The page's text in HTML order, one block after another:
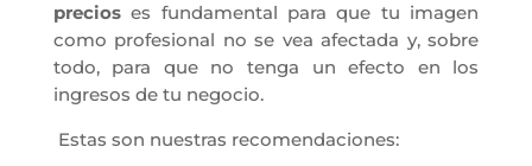
precioses fundamental para que tu imagen
como profesional no se vea afectada y, sobre
todo, para que no tenga un efecto en los
ingresos de tu negocio.
Estas son nuestras recomendaciones: